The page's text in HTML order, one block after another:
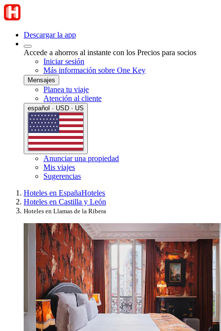
Descargar la app
Accede a ahorros al instante con los Precios para socios
Iniciar sesión
Más información sobre One Key
Mensajes
Planea tu viaje
Atención al cliente
español · USD · US
Anunciar una propiedad
Mis viajes
Sugerencias
Hoteles en EspañaHoteles
Hoteles en Castilla y León
Hoteles en Llamas de la Ribera